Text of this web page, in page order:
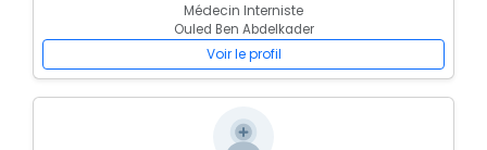
Médecin Interniste
Ouled Ben Abdelkader
Voir le profil